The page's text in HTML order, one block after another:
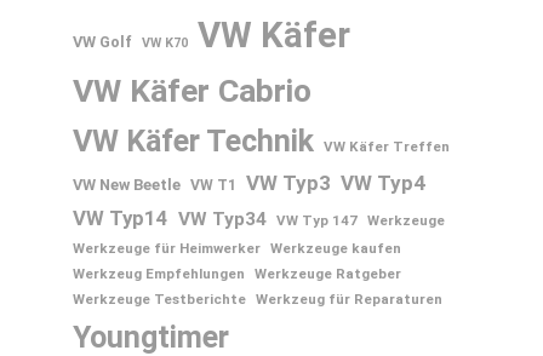
VW Golf VW K70 VW Käfer
VW Käfer Cabrio
VW Käfer Technik VW Käfer Treffen
VW New Beetle VW T1 VW Typ3 VW Typ4
VW Typ14 VW Typ34 VW Typ 147 Werkzeuge
Werkzeuge für Heimwerker Werkzeuge kaufen
Werkzeug Empfehlungen
Werkzeuge Ratgeber
Werkzeuge Testberichte Werkzeug für Reparaturen
Youngtimer